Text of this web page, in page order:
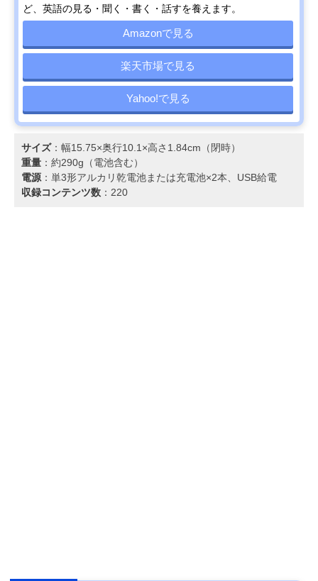
ど、英語の見る・聞く・書く・話すを養えます。
Amazonで見る
楽天市場で見る
Yahoo!で見る
サイズ：幅15.75×奥行10.1×高さ1.84cm（閉時）
重量 ：約290g（電池含む）
電源 ：単3形アルカリ乾電池または充電池×2本、USB給電
収録コンテンツ数 ：220